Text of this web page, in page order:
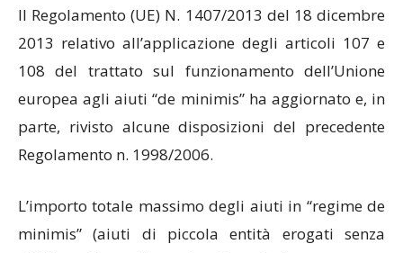
Il Regolamento (UE) N. 1407/2013 del 18 dicembre
2013 relativo all’applicazione degli articoli 107 e
108 del trattato sul funzionamento dell’Unione
europea agli aiuti “de minimis” ha aggiornato e, in
parte, rivisto alcune disposizioni del precedente
Regolamento n. 1998/2006.
L’importo totale massimo degli aiuti in “regime de
minimis” (aiuti di piccola entità erogati senza